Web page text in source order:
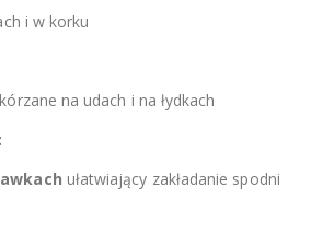
i w korku
na udach i na łydkach
ułatwiający zakładanie spodni